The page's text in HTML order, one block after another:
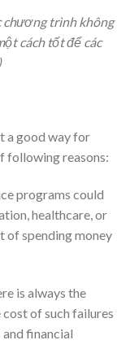
chương trình không
cách tốt để các
a good way for
following reasons:
programs could
healthcare, or
of spending money
is always the
of such failures
financial